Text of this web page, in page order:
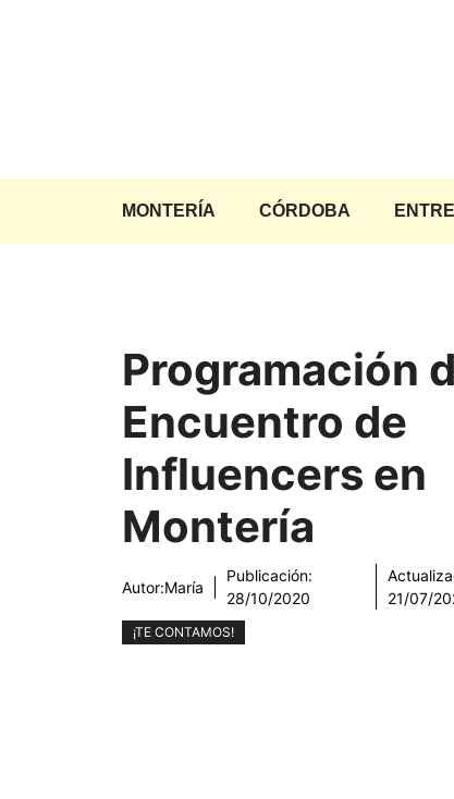
MONTERÍA CÓRDOBA
Programación
Encuentro de
Influencers en
Montería
Autor:María
Publicación:
28/10/2020
21/07/
¡TE CONTAMOS!